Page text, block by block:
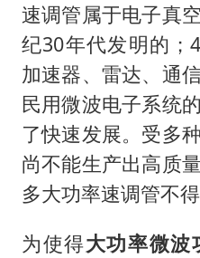
速调管属于电子真
纪30年代发明的；
加速器、雷达、通
民用微波电子系统
了快速发展。受多
尚不能生产出高质
多大功率速调管不得
为使得大功率微波